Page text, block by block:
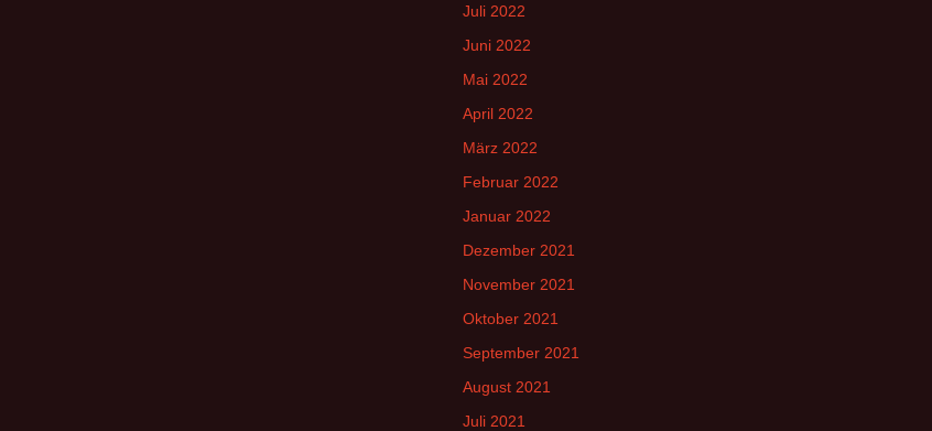
Juli 2022
Juni 2022
Mai 2022
April 2022
März 2022
Februar 2022
Januar 2022
Dezember 2021
November 2021
Oktober 2021
September 2021
August 2021
Juli 2021